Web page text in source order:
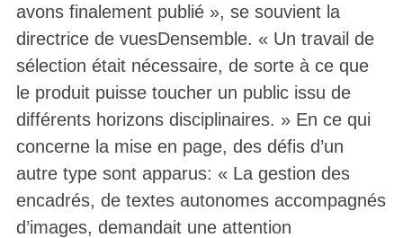
avons finalement publié », se souvient la
directrice de vuesDensemble. « Un travail de
sélection était nécessaire, de sorte à ce que
le produit puisse toucher un public issu de
différents horizons disciplinaires. » En ce qui
concerne la mise en page, des défis d’un
autre type sont apparus: « La gestion des
encadrés, de textes autonomes accompagnés
d’images, demandait une attention